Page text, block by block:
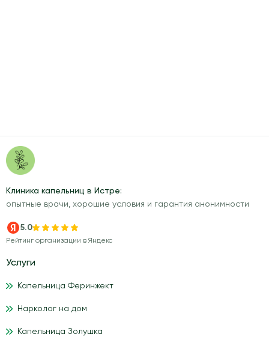
Клиника капельниц в Истре:
опытные врачи, хорошие условия и гарантия анонимности
5.0
Рейтинг организации в Яндекс
Услуги
Капельница Феринжект
Нарколог на дом
Капельница Золушка